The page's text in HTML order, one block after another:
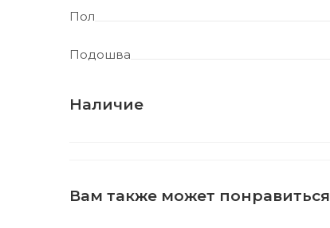
Пол
Подошва
Наличие
Вам также может понравиться